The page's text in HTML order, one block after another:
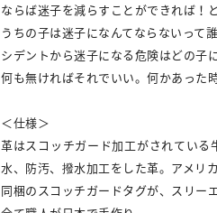
ならば迷子を減らすことができれば！
うちの子は迷子になんてならないって
シデントから迷子になる危険はどの子
何も無ければそれでいい。何かあった
＜仕様＞
革はスコッチガード加工がされてい
水、防汚、撥水加工をした革。アメリカ
同梱のスコッチガードタグが、スリー